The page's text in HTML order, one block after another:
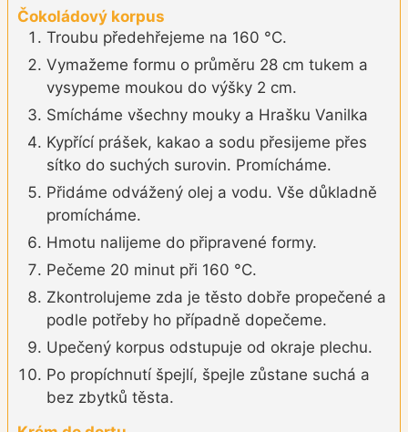
Čokoládový korpus
Troubu předehřejeme na 160 °C.
Vymažeme formu o průměru 28 cm tukem a
vysypeme moukou do výšky 2 cm.
Smícháme všechny mouky a Hrašku Vanilka
Kypřící prášek, kakao a sodu přesijeme přes
sítko do suchých surovin. Promícháme.
Přidáme odvážený olej a vodu. Vše důkladně
promícháme.
Hmotu nalijeme do připravené formy.
Pečeme 20 minut při 160 °C.
Zkontrolujeme zda je těsto dobře propečené a
podle potřeby ho případně dopečeme.
Upečený korpus odstupuje od okraje plechu.
Po propíchnutí špejlí, špejle zůstane suchá a
bez zbytků těsta.